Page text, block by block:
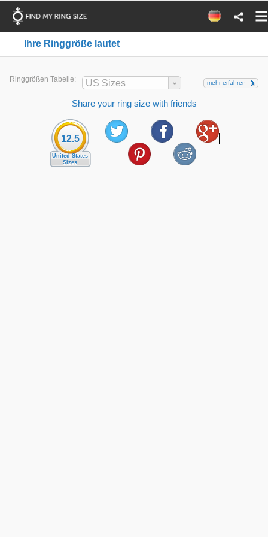
Ihre Ringgröße lautet
Ringgrößen Tabelle: US Sizes mehr erfahren
Share your ring size with friends
12.5
United States
Sizes